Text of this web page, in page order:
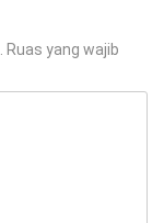
Ruas yang wajib